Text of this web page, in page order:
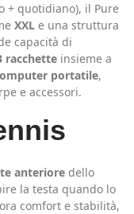
+ quotidiano), il Pure
XXL e una struttura
capacità di
racchette insieme a
portatile,
e accessori.
anteriore dello
la testa quando lo
comfort e stabilità,